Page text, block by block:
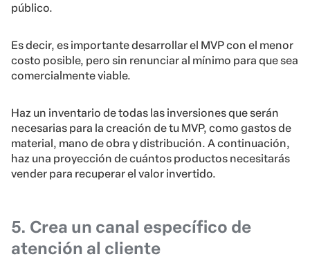
público.
Es decir, es importante desarrollar el MVP con el menor
costo posible, pero sin renunciar al mínimo para que sea
comercialmente viable.
Haz un inventario de todas las inversiones que serán
necesarias para la creación de tu MVP, como gastos de
material, mano de obra y distribución. A continuación,
haz una proyección de cuántos productos necesitarás
vender para recuperar el valor invertido.
5. Crea un canal específico de
atención al cliente